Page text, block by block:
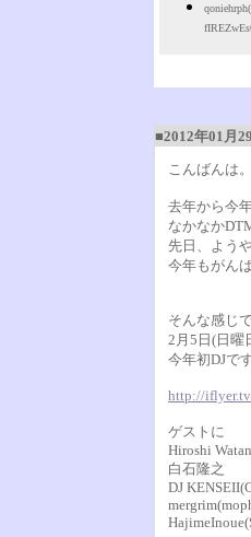
■2012年01月
こんばんは
去年から今
なかなか
先日、よう
今年もがん
そんな感じで
2月5日(日曜
今年初DJです
http://
ゲストに
Hiroshi
白石隆之
DJ